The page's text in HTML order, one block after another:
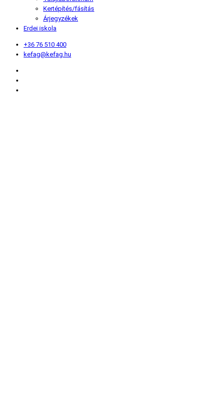
Kertépítés/fásítás
Árjegyzékek
Erdei iskola
+36 76 510 400
kefag@kefag.hu